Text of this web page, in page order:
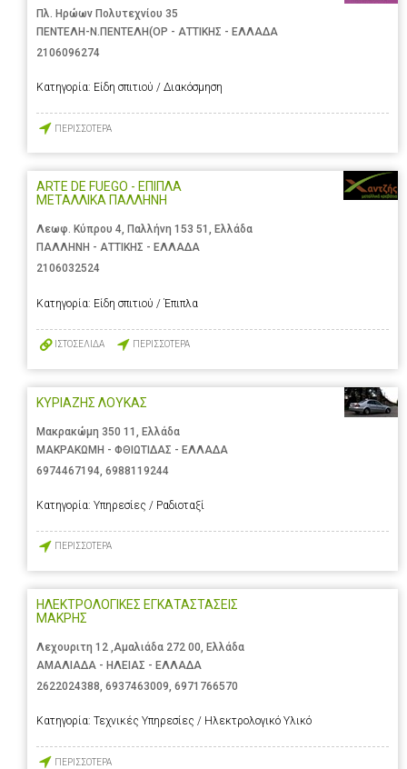
Πλ. Ηρώων Πολυτεχνίου 35
ΠΕΝΤΕΛΗ-Ν.ΠΕΝΤΕΛΗ(ΟΡ - ΑΤΤΙΚΗΣ - ΕΛΛΑΔΑ
2106096274
Κατηγορία: Είδη σπιτιού / Διακόσμηση
ΠΕΡΙΣΣΟΤΕΡΑ
ARTE DE FUEGO - ΕΠΙΠΛΑ
ΜΕΤΑΛΛΙΚΑ ΠΑΛΛΗΝΗ
Λεωφ. Κύπρου 4, Παλλήνη 153 51, Ελλάδα
ΠΑΛΛΗΝΗ - ΑΤΤΙΚΗΣ - ΕΛΛΑΔΑ
2106032524
Κατηγορία: Είδη σπιτιού / Έπιπλα
ΙΣΤΟΣΕΛΙΔΑ ΠΕΡΙΣΣΟΤΕΡΑ
ΚΥΡΙΑΖΗΣ ΛΟΥΚΑΣ
Μακρακώμη 350 11, Ελλάδα
ΜΑΚΡΑΚΩΜΗ - ΦΘΙΩΤΙΔΑΣ - ΕΛΛΑΔΑ
6974467194 6988119244
Κατηγορία: Υπηρεσίες / Ραδιοταξί
ΠΕΡΙΣΣΟΤΕΡΑ
ΗΛΕΚΤΡΟΛΟΓΙΚΕΣ ΕΓΚΑΤΑΣΤΑΣΕΙΣ
ΜΑΚΡΗΣ
Λεχουριτη 12 ,Αμαλιάδα 272 00, Ελλάδα
ΑΜΑΛΙΑΔΑ - ΗΛΕΙΑΣ - ΕΛΛΑΔΑ
2622024388, 6937463009, 6971766570
Κατηγορία: Τεχνικές Υπηρεσίες / Ηλεκτρολογικό Υλικό
ΠΕΡΙΣΣΟΤΕΡΑ